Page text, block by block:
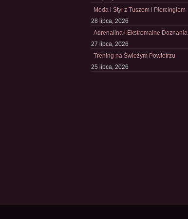
Moda i Styl z Tuszem i Piercingiem
28 lipca, 2026
Adrenalina i Ekstremalne Doznania
27 lipca, 2026
Trening na Świeżym Powietrzu
25 lipca, 2026